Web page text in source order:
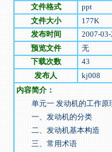
文件格式
ppt
文件大小
177K
发布时间
2007-
预览文件
无
下载次数
43
发布人
kj008
内容简介：
单元一 发动机的工作原
一、发动机的分类
二、发动机基本构造
三、常用术语